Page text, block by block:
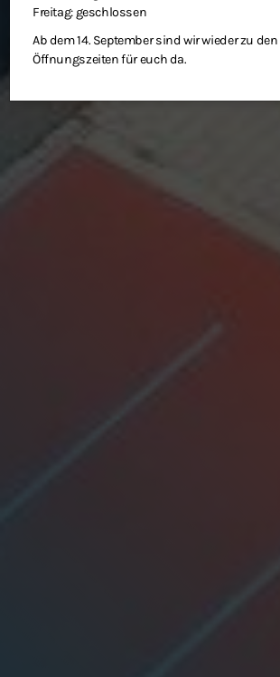
Freitag: geschlossen
Ab dem 14. September sind wir wieder zu
Öffnungszeiten für euch da.